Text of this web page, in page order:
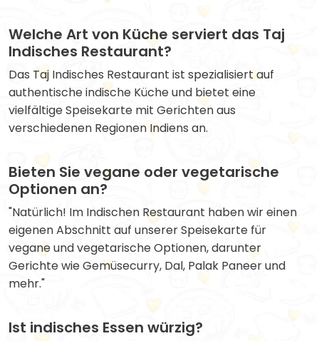
Welche Art von Küche serviert das Taj
Indisches Restaurant?
Das Taj Indisches Restaurant ist spezialisiert auf
authentische indische Küche und bietet eine
vielfältige Speisekarte mit Gerichten aus
verschiedenen Regionen Indiens an.
Bieten Sie vegane oder vegetarische
Optionen an?
"Natürlich! Im Indischen Restaurant haben wir einen
eigenen Abschnitt auf unserer Speisekarte für
vegane und vegetarische Optionen, darunter
Gerichte wie Gemüsecurry, Dal, Palak Paneer und
mehr."
Ist indisches Essen würzig?